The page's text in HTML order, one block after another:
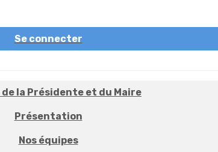
Se connecter
de la Présidente et du Maire
Présentation
Nos équipes